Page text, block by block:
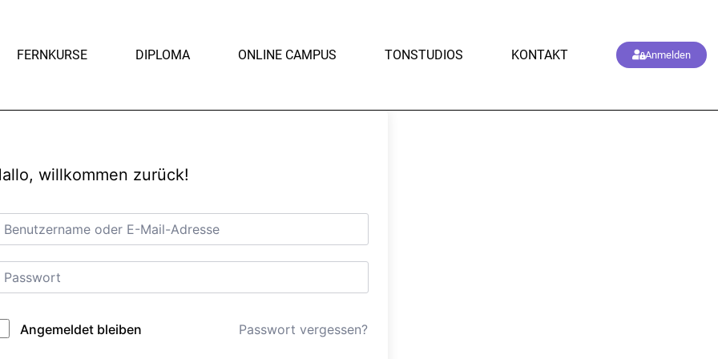
FERNKURSE DIPLOMA ONLINE CAMPUS TONSTUDIOS KONTAKT Anmelden
willkommen zurück!
Angemeldet bleiben Passwort vergessen?